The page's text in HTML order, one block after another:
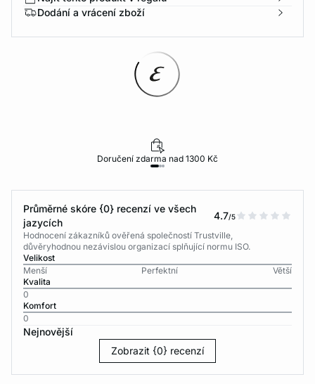
Dodání a vrácení zboží
Doručení zdarma nad 1300 Kč
Průměrné skóre {0} recenzí ve všech
jazycích
4.7/5
Hodnocení zákazníků ověřená společností Trustville,
důvěryhodnou nezávislou organizací splňující normu ISO.
Velikost
Menší
Perfektní
Větší
Kvalita
0
Komfort
0
Nejnovější
Zobrazit {0} recenzí